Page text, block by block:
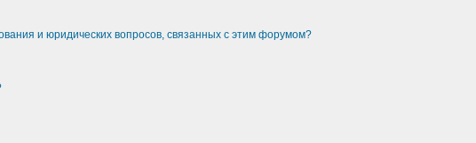
и юридических вопросов, связанных с этим форумом?